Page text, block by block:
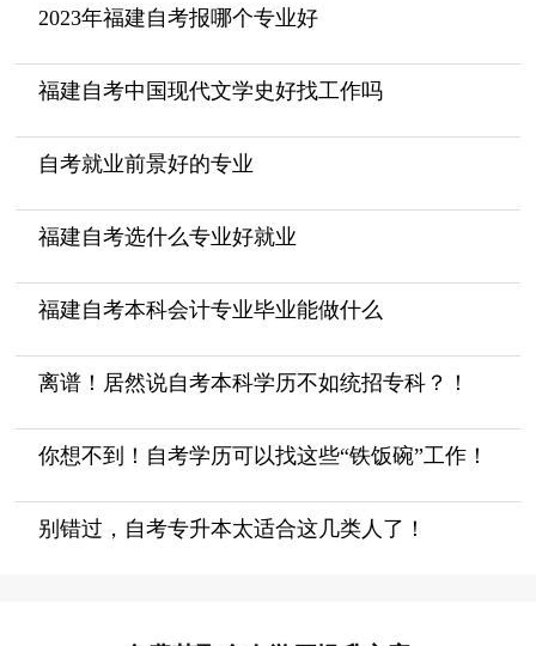
2023年福建自考报哪个专业好
福建自考中国现代文学史好找工作吗
自考就业前景好的专业
福建自考选什么专业好就业
福建自考本科会计专业毕业能做什么
离谱！居然说自考本科学历不如统招专科？！
你想不到！自考学历可以找这些“铁饭碗”工作！
别错过，自考专升本太适合这几类人了！